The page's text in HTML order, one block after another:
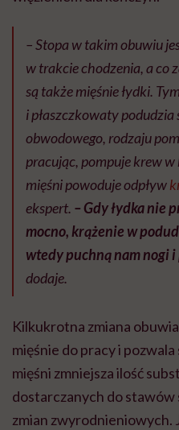
– Stopa w takim obuwiu
w trakcie chodzenia, a co
są także mięśnie łydki.
i płaszczkowaty podudzia
obwodowego, rodzaju
pracując, pompuje krew
mięśni powoduje odpływ
ekspert. – Gdy łydka nie
mocno, krążenie w
wtedy puchną nam nogi
dodaje.
Kilkukrotna zmiana
mięśnie do pracy i
mięśni zmniejsza ilość
dostarczanych do
zmian zwyrodnieniowych.